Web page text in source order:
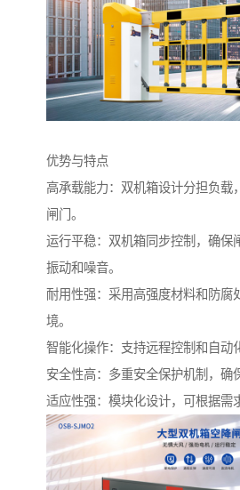
优势与特点
高承载能力：双机箱设计分担负载
闸门。
运行平稳：双机箱同步控制，确保
振动和噪音。
耐用性强：采用高强度材料和防腐
境。
智能化操作：支持远程控制和自动
安全性高：多重安全保护机制，确
适应性强：模块化设计，可根据需